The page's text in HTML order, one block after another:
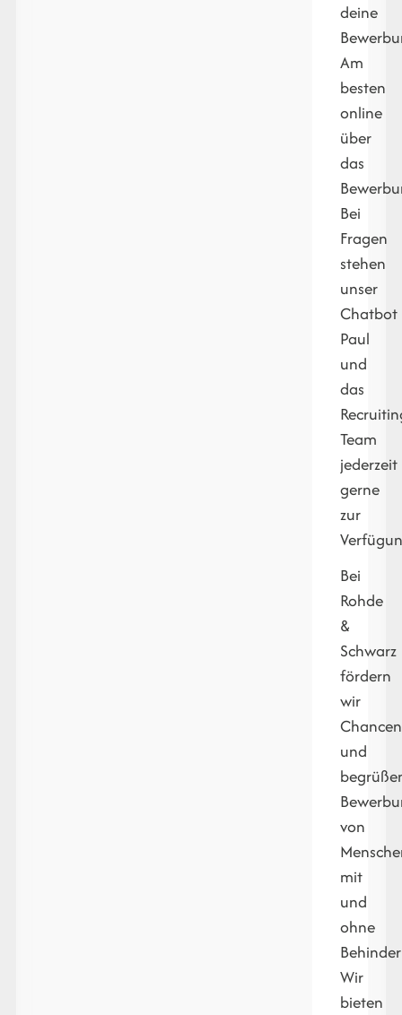
deine
Am
besten
online
über
das
Bei
Fragen
stehen
unser
Chatbot
Paul
und
das
Team
jederzeit
gerne
zur
Bei
Rohde
&
Schwarz
fördern
wir
und
von
mit
und
ohne
Wir
bieten